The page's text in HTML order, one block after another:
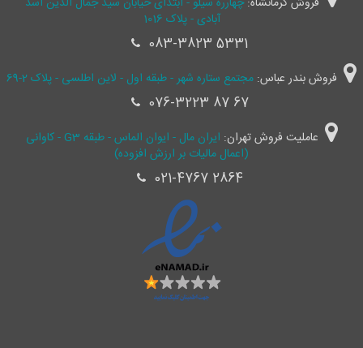
آبادی - پلاک 1016
083-3823 5331
فروش بندر عباس: مجتمع ستاره شهر - طبقه اول - لاین اطلسی - پلاک 2-69
076-3223 87 67
عاملیت فروش تهران:
ایران مال - ایوان الماس - طبقه G3 - کاوانی
(اعمال مالیات بر ارزش افزوده)
021-4767 2864